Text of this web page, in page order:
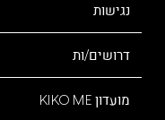
נגישות
דרושים/ות
מועדון KIKO ME